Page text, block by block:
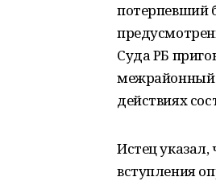
потерпевший
Суда РБ
межрайонный
действиях
Истец указал,
вступления